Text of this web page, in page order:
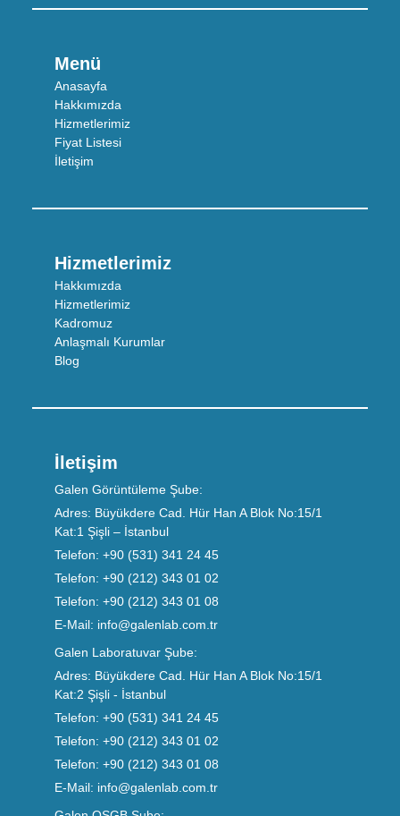
Menü
Anasayfa
Hakkımızda
Hizmetlerimiz
Fiyat Listesi
İletişim
Hizmetlerimiz
Hakkımızda
Hizmetlerimiz
Kadromuz
Anlaşmalı Kurumlar
Blog
İletişim
Galen Görüntüleme Şube:
Adres: Büyükdere Cad. Hür Han A Blok No:15/1
Kat:1 Şişli – İstanbul
Telefon: +90 (531) 341 24 45
Telefon: +90 (212) 343 01 02
Telefon: +90 (212) 343 01 08
E-Mail: info@galenlab.com.tr
Galen Laboratuvar Şube:
Adres: Büyükdere Cad. Hür Han A Blok No:15/1
Kat:2 Şişli - İstanbul
Telefon: +90 (531) 341 24 45
Telefon: +90 (212) 343 01 02
Telefon: +90 (212) 343 01 08
E-Mail: info@galenlab.com.tr